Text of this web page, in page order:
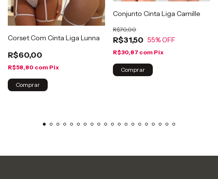
Corset Com Cinta Liga Lunna
R$60,00
R$58,80 com Pix
Comprar
Conjunto Cinta Liga Camille
R$31,50
R$70,00
55% OFF
R$30,87 com Pix
Comprar